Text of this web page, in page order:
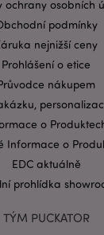
ochrany osobních
podmínky
nejnižší ceny
Prohlášení o etice
nákupem
o
Informace o
EDC aktuálně
prohlídka
TÝM PUCKATOR
osobních údajů